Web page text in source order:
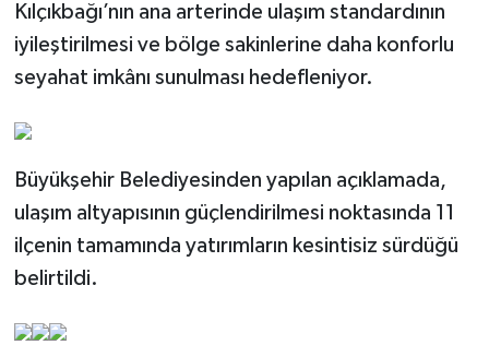
Kılçıkbağı’nın ana arterinde ulaşım standardının
iyileştirilmesi ve bölge sakinlerine daha konforlu
seyahat imkânı sunulması hedefleniyor.
Büyükşehir Belediyesinden yapılan açıklamada,
ulaşım altyapısının güçlendirilmesi noktasında 11
ilçenin tamamında yatırımların kesintisiz sürdüğü
belirtildi.